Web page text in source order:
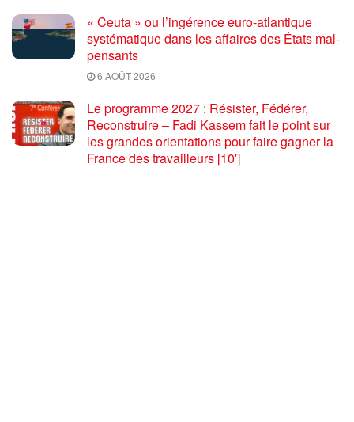
« Ceuta » ou l’ingérence euro-atlantique
systématique dans les affaires des États mal-
pensants
6 AOÛT 2026
Le programme 2027 : Résister, Fédérer,
Reconstruire – Fadi Kassem fait le point sur
les grandes orientations pour faire gagner la
France des travailleurs [10′]